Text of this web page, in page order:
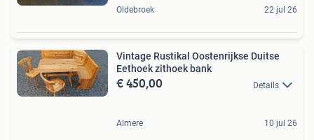
Oldebroek 22 jul 26
Vintage Rustikal Oostenrijkse Duitse
Eethoek zithoek bank
€ 450,00 Details
Almere 10 jul 26